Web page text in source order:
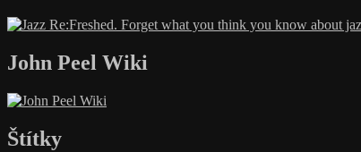
John Peel Wiki
Štítky